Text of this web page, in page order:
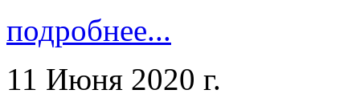
подробнее...
11 Июня 2020 г.